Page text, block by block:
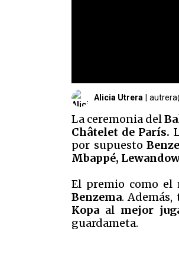
Alicia Utrera
La ceremonia del
Châtelet de París.
por supuesto
Mbappé,
El premio como el
Benzema.
Kopa al mejor
guardameta.